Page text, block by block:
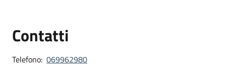
Contatti
Telefono: 069962980